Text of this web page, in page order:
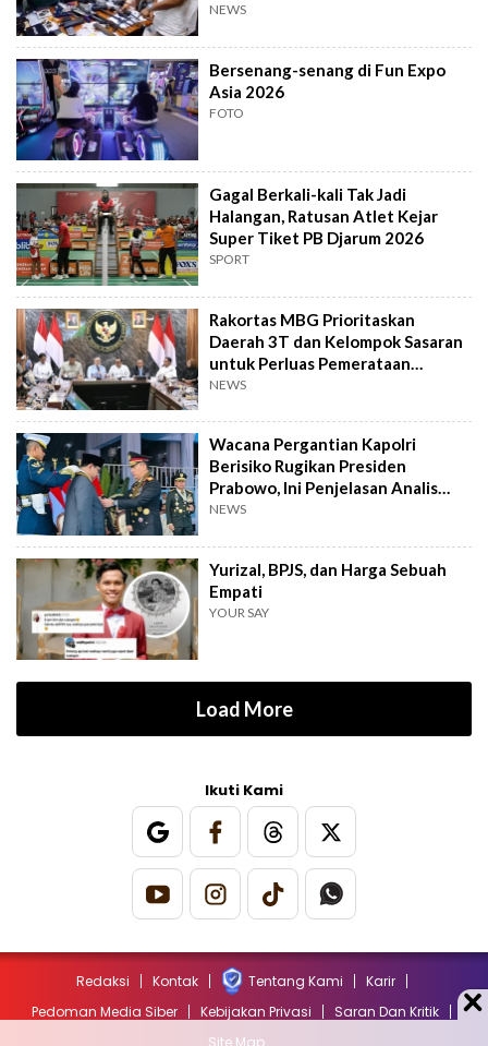
NEWS
Bersenang-senang di Fun Expo
Asia 2026
FOTO
Gagal Berkali-kali Tak Jadi
Halangan, Ratusan Atlet Kejar
Super Tiket PB Djarum 2026
SPORT
Rakortas MBG Prioritaskan
Daerah 3T dan Kelompok Sasaran
untuk Perluas Pemerataan
Program
NEWS
Wacana Pergantian Kapolri
Berisiko Rugikan Presiden
Prabowo, Ini Penjelasan Analis
Politik
NEWS
Yurizal, BPJS, dan Harga Sebuah
Empati
YOUR SAY
Load More
Ikuti Kami
Redaksi Kontak Tentang Kami
Karir
Pedoman Media Siber
Kebijakan Privasi
Saran Dan Kritik
Site Map